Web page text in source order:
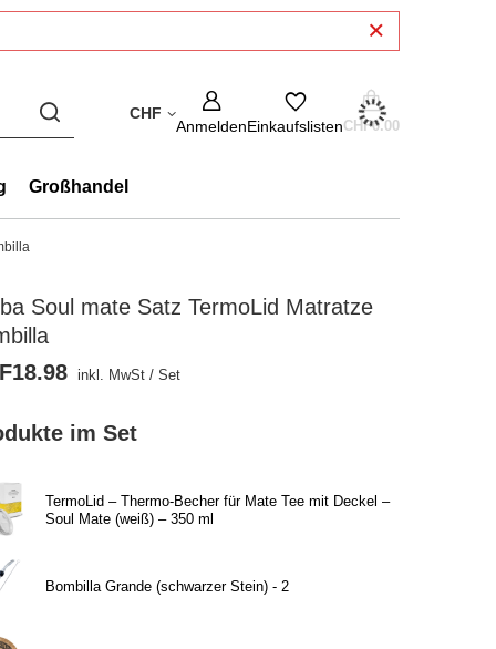
CHF
AnmeldenEinkaufslistenCHF0.00
Großhandel
Soul mate Satz TermoLid Matratze
im Set
TermoLid – Thermo‑Becher für Mate Tee mit Deckel –
Soul Mate (weiß) – 350 ml
Bombilla Grande (schwarzer Stein) - 2
inkl. MwSt /Set